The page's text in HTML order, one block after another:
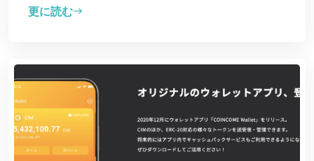
更に読むeast